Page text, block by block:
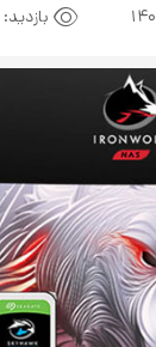
بازدید: